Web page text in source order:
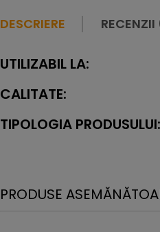
DESCRIERE
UTILIZABIL LA:
CALITATE:
TIPOLOGIA PRODUSULUI:
PRODUSE